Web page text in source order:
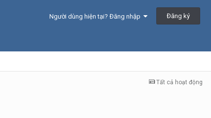
Người dùng hiện tại? Đăng nhập Đăng ký
Tất cả hoạt động